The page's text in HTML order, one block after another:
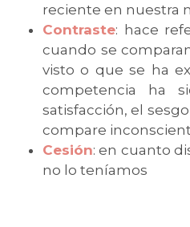
reciente en nuestra
Contraste: hace
cuando se
visto o que se ha
competencia ha
satisfacción, el
compare
Cesión: en cuanto
no lo teníamos